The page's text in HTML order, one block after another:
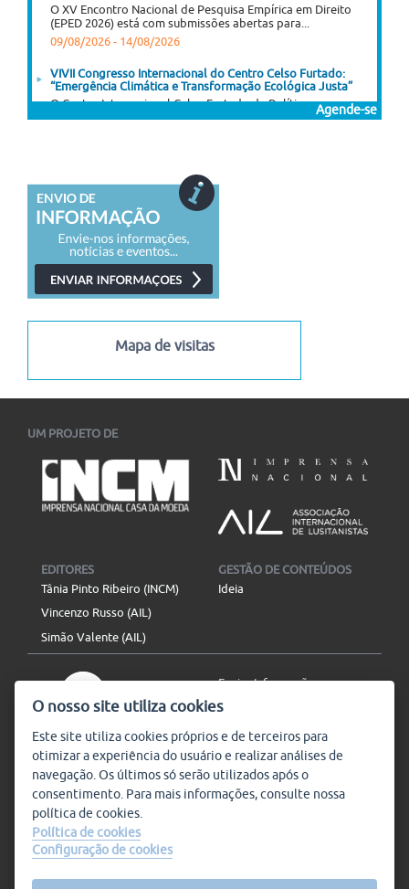
O XV Encontro Nacional de Pesquisa Empírica em Direito
(EPED 2026) está com submissões abertas para...
09/08/2026 - 14/08/2026
VIVII Congresso Internacional do Centro Celso Furtado:
“Emergência Climática e Transformação Ecológica Justa”
O Centro Internacional Celso Furtado de Políticas para o
Desenvolvimento (CICEF) promove o VII Congresso...
O 49.º Congresso Brasileiro de Ciências da Comunicação
(Intercom 2026) está com inscrições abertas para...
05/09/2026
22º Encontro de Estudos Multidisciplinares em Cultura –
ENECULT
Está aberta a chamada para submissão de trabalhos ao 22.º
05/08/2026-13/08/2026
I Congresso Internacional Saramago Vive! em Belo Horizonte
Agende-se
Mapa de visitas
UM PROJETO DE
EDITORES
Tânia Pinto Ribeiro (INCM)
Vincenzo Russo (AIL)
Simão Valente (AIL)
GESTÃO DE CONTEÚDOS
Ideia
Subscrever
Enviar Informação
Aviso Legal
Mapa do site
SIGA-NOS
Condições de Utilização
O nosso site utiliza cookies
Este site utilizacookies próprios e de terceiros para
otimizar a experiência do usuário e realizar análises de
navegação. Os últimos só serão utilizados após o
consentimento. Para mais informações, consulte nossa
política decookies
Política de cookies
Configuração de cookies